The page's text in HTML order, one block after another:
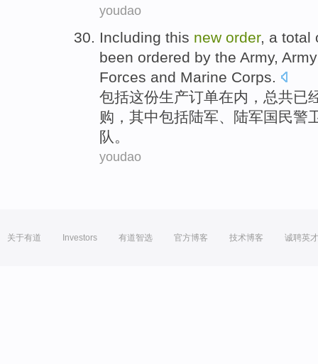
youdao
Including this new order, a total
been ordered by the Army, Army
Forces and Marine Corps.
包括这份生产订单在内， 总共已
购，其中包括陆军、陆军国民警
队。
youdao
关于有道 Investors 有道智选 官方博客 技术博客 诚聘英才